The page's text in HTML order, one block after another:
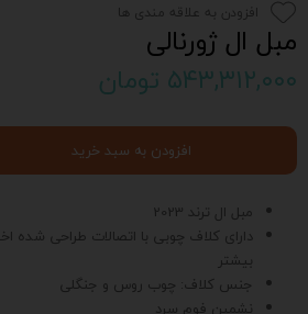
مبل ال ژورنالی
۵۴۳,۳۱۲,۰۰۰ تومان
مبل ال ترند 2023
دارای کلاف چوبی با اتصالات طراحی
بیشتر
جنس کلاف: چوب روس و جنگلی
نشمین فوم سرد
افزودن به سبد خرید
افزودن به علاقه مندی ها